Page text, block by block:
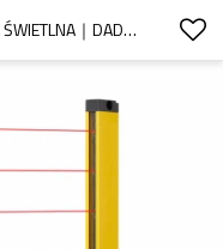
QBT10-64-630-2BA｜BARIERA ŚWIETLNA｜DADISICK